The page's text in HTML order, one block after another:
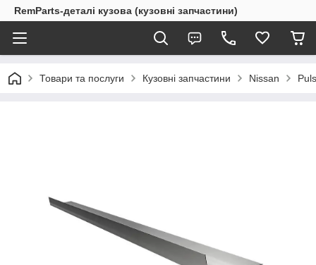
RemParts-деталі кузова (кузовні запчастини)
Товари та послуги Кузовні запчастини Nissan